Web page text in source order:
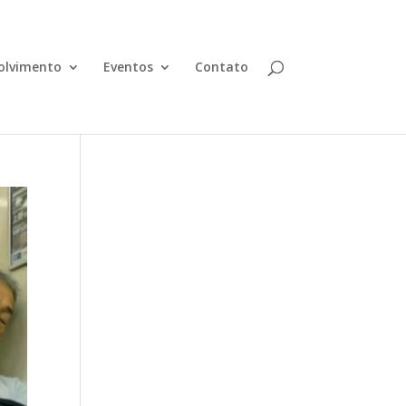
Eventos Contato